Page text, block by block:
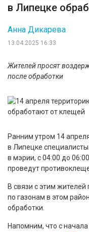
в Липецке
13.04.2025 16:33
Анна Дикарева
Жителей просят
после обработки
Ранним утром 14
в Липецке
в мэрии, с 04:00 до
проведут
В связи с этим
по газонам в этом
обработки.
Напомним, что с